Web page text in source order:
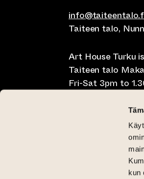
kun
Taiteen talo,
Art House Turku
Taiteen talo
Fri-Sat 3pm to
Café Elephanten
11pm, Fri-Sat
Restaurant
Saturday lunch
Critical Gallery